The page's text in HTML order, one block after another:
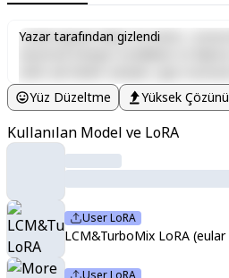
Lorem ipsum dolor sit amet,
laboris nisi ut aliquip ex ea
dolor in reprehenderit in voluptate
fugiat nulla pariatur. Excepteur sint
proident, sunt in culpa qui officia
Yazar tarafından gizlendi
Yüz Düzeltme Yüksek
Kullanılan Model ve LoRA
User LoRA
LCM&TurboMix LoRA (eular
User LoRA